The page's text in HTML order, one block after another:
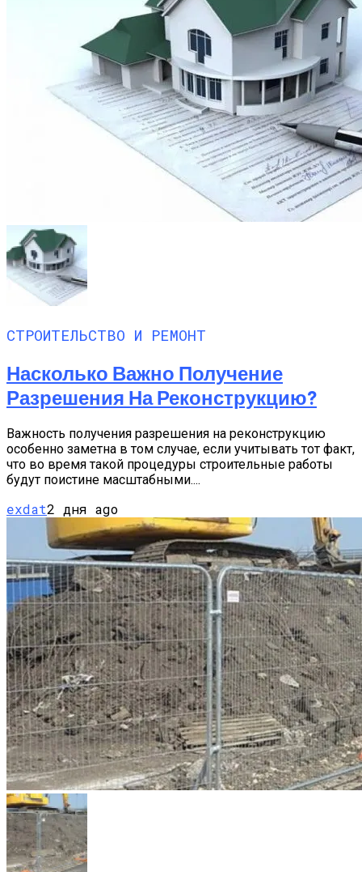
СТРОИТЕЛЬСТВО И РЕМОНТ
Насколько Важно Получение
Разрешения На Реконструкцию?
Важность получения разрешения на реконструкцию
особенно заметна в том случае, если учитывать тот факт,
что во время такой процедуры строительные работы
будут поистине масштабными....
exdat2 дня ago